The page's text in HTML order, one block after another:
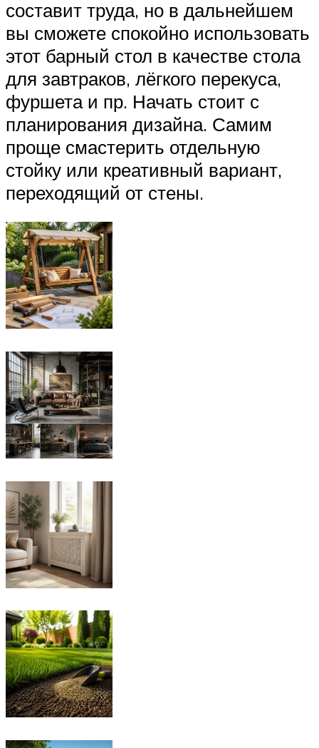
составит труда, но в дальнейшем
вы сможете спокойно использовать
этот барный стол в качестве стола
для завтраков, лёгкого перекуса,
фуршета и пр. Начать стоит с
планирования дизайна. Самим
проще смастерить отдельную
стойку или креативный вариант,
переходящий от стены.